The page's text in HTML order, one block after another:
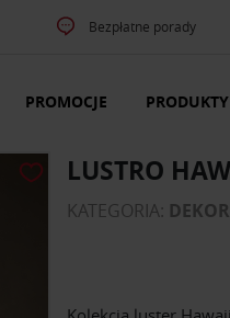
Bezpłatne porady
PROMOCJE PRODUKTY
LUSTRO
KATEGORIA: